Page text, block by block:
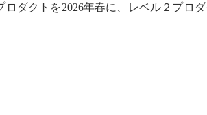
ダクトを2026年春に、レベル２プロ